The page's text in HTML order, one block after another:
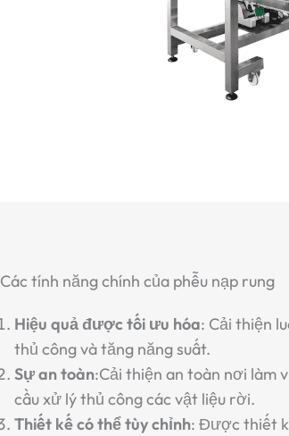
Các tính năng chính của phễu nạp rung
Hiệu quả được tối ưu hóa: Cải thiện
thủ công và tăng năng suất.
Sự an toàn:Cải thiện an toàn nơi làm
cầu xử lý thủ công các vật liệu rời.
Thiết kế có thể tùy chỉnh: Được thiết